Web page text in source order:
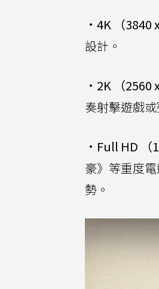
• 4K （3840
設計。
• 2K （2560
奏射擊遊戲或
• Full HD （
豪》等重度
勢。